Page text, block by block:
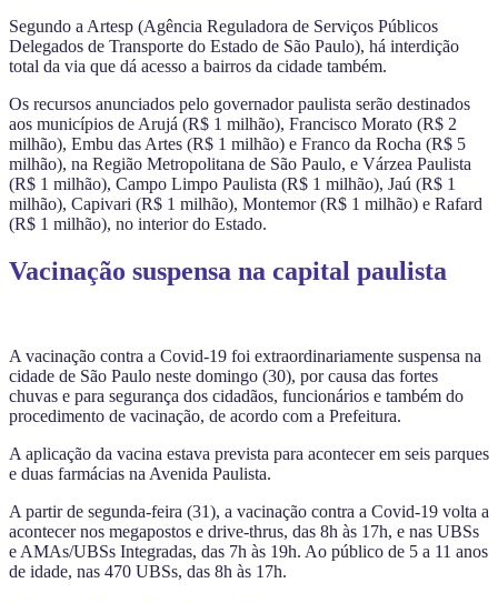
Segundo a Artesp (Agência Reguladora de Serviços Públicos
Delegados de Transporte do Estado de São Paulo), há interdição
total da via que dá acesso a bairros da cidade também.
Os recursos anunciados pelo governador paulista serão destinados
aos municípios de Arujá (R$ 1 milhão), Francisco Morato (R$ 2
milhão), Embu das Artes (R$ 1 milhão) e Franco da Rocha (R$ 5
milhão), na Região Metropolitana de São Paulo, e Várzea Paulista
(R$ 1 milhão), Campo Limpo Paulista (R$ 1 milhão), Jaú (R$ 1
milhão), Capivari (R$ 1 milhão), Montemor (R$ 1 milhão) e Rafard
(R$ 1 milhão), no interior do Estado.
Vacinação suspensa na capital paulista
A vacinação contra a Covid-19 foi extraordinariamente suspensa na
cidade de São Paulo neste domingo (30), por causa das fortes
chuvas e para segurança dos cidadãos, funcionários e também do
procedimento de vacinação, de acordo com a Prefeitura.
A aplicação da vacina estava prevista para acontecer em seis parques
e duas farmácias na Avenida Paulista.
A partir de segunda-feira (31), a vacinação contra a Covid-19 volta a
acontecer nos megapostos e drive-thrus, das 8h às 17h, e nas UBSs
e AMAs/UBSs Integradas, das 7h às 19h. Ao público de 5 a 11 anos
de idade, nas 470 UBSs, das 8h às 17h.